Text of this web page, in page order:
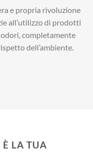
e propria rivoluzione
all’utilizzo di prodotti
completamente
dell’ambiente.
È LA TUA